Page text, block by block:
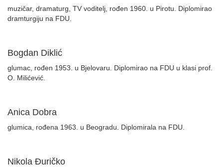
muzičar, dramaturg, TV voditelj, rođen 1960. u Pirotu. Diplomirao
dramturgiju na FDU.
Bogdan Diklić
glumac, rođen 1953. u Bjelovaru. Diplomirao na FDU u klasi prof.
O. Milićević.
Anica Dobra
glumica, rođena 1963. u Beogradu. Diplomirala na FDU.
Nikola Đuričko